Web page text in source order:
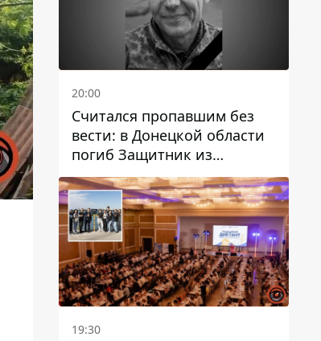
20:00
Считался пропавшим без
вести: в Донецкой области
погиб Защитник из
Каменского Антон
Красовский
19:30